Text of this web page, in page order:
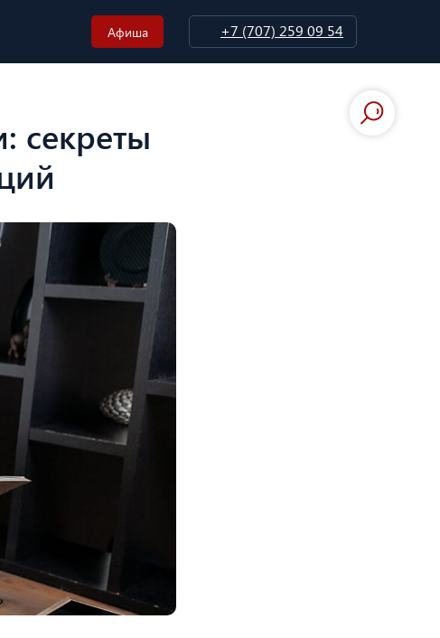
Афиша +7 (707) 259 09 54
секреты